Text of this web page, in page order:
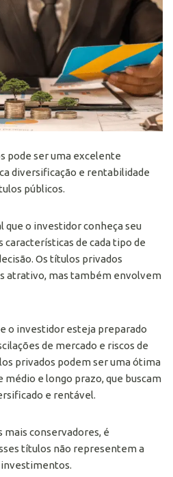
pode ser uma excelente
diversificação e rentabilidade
públicos.
o investidor conheça seu
características de cada tipo de
Os títulos privados
atrativo, mas também envolvem
o investidor esteja preparado
de mercado e riscos de
privados podem ser uma ótima
e longo prazo, que buscam
e rentável.
conservadores, é
títulos não representem a